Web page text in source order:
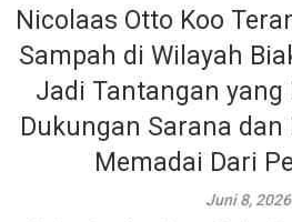
Nicolaas Otto Koo
Sampah di Wilayah
Jadi Tantangan
Dukungan Sarana
Memadai Dari
Juni 8, 2026